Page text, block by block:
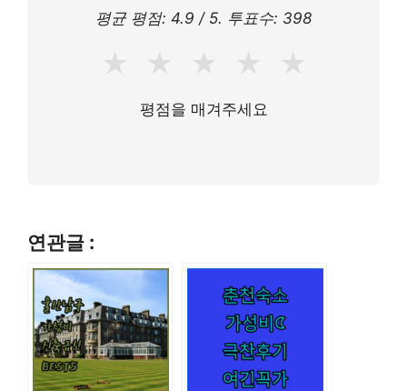
평균 평점: 4.9 / 5. 투표수: 398
★ ★ ★ ★ ★
평점을 매겨주세요
연관글 :